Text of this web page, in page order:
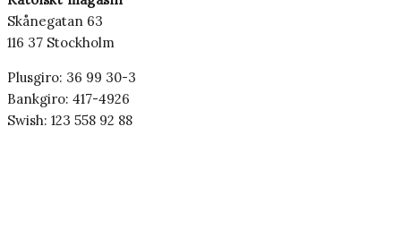
Skånegatan 63
116 37 Stockholm
Plusgiro: 36 99 30-3
Bankgiro: 417-4926
Swish: 123 558 92 88